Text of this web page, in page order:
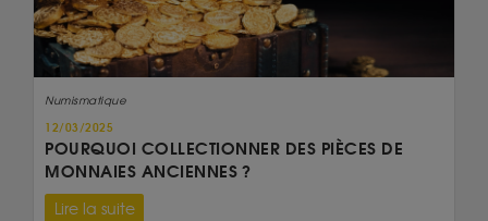
Numismatique
12/03/2025
POURQUOI COLLECTIONNER DES PIÈCES DE
MONNAIES ANCIENNES ?
Lire la suite